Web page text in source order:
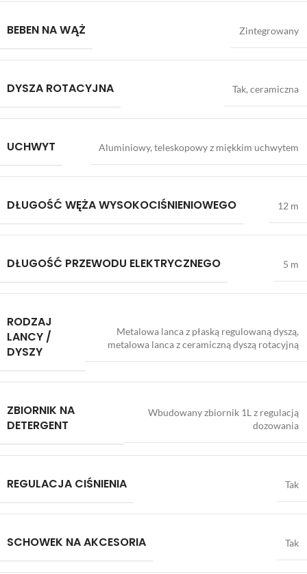
BEBEN NA WĄŻ Zintegrowany
DYSZA ROTACYJNA Tak, ceramiczna
UCHWYT Aluminiowy, teleskopowy z miękkim uchwytem
DŁUGOŚĆ WĘŻA WYSOKOCIŚNIENIOWEGO 12 m
DŁUGOŚĆ PRZEWODU ELEKTRYCZNEGO 5 m
RODZAJ
LANCY /
DYSZY
Metalowa lanca z płaską regulowaną dyszą,
metalowa lanca z ceramiczną dyszą rotacyjną
ZBIORNIK NA
DETERGENT
Wbudowany zbiornik 1L z regulacją
dozowania
REGULACJA CIŚNIENIA Tak
SCHOWEK NA AKCESORIA Tak